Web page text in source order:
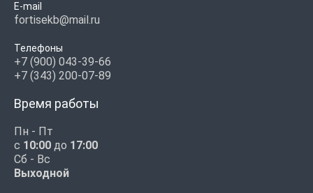
E-mail
fortisekb@mail.ru
Телефоны
+7 (900) 043-39-66
+7 (343) 200-07-89
Время работы
Пн - Пт
с 10:00 до 17:00
Сб - Вс
Выходной